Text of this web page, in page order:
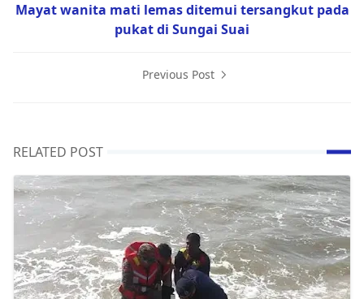
Mayat wanita mati lemas ditemui tersangkut pada
pukat di Sungai Suai
Previous Post
RELATED POST